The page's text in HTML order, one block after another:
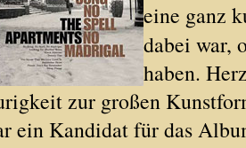
eine ganz
dabei war,
haben.
zur großen
ein Kandidat für das